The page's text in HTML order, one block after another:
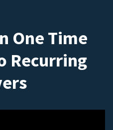
One Time
Recurring